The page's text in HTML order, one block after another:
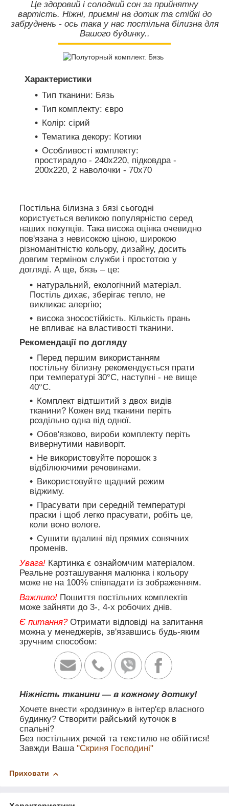
Це здоровий і солодкий сон за прийнятну
вартість. Ніжні, приємні на дотик та стійкі до
забруднень - ось така у нас постільна білизна для
Вашого будинку..
Характеристики
Тип тканини: Бязь
Тип комплекту: євро
Колір: сірий
Тематика декору: Котики
Особливості комплекту:
простирадло - 240х220, підковдра -
200х220, 2 наволочки - 70х70
Постільна білизна з бязі сьогодні
користується великою популярністю серед
наших покупців. Така висока оцінка очевидно
пов'язана з невисокою ціною, широкою
різноманітністю кольору, дизайну, досить
довгим терміном служби і простотою у
догляді. А ще, бязь – це:
натуральний, екологічний матеріал.
Постіль дихає, зберігає тепло, не
викликає алергію;
висока зносостійкість. Кількість прань
не впливає на властивості тканини.
Рекомендації по догляду
Перед першим використанням
постільну білизну рекомендується прати
при температурі 30°C, наступні - не вище
40°C.
Комплект відтшитий з двох видів
тканини? Кожен вид тканини періть
роздільно одна від одної.
Обов'язково, вироби комплекту періть
вивернутими навиворіт.
Не використовуйте порошок з
відбілюючими речовинами.
Використовуйте щадний режим
віджиму.
Прасувати при середній температурі
праски і щоб легко прасувати, робіть це,
коли воно вологе.
Сушити вдалині від прямих сонячних
променів.
Увага! Картинка є ознайомчим матеріалом.
Реальне розташування малюнка і кольору
може не на 100% співпадати із зображенням.
Важливо! Пошиття постільних комплектів
може зайняти до 3-, 4-х робочих днів.
Є питання? Отримати відповіді на запитання
можна у менеджерів, зв'язавшись будь-яким
зручним способом:
Ніжність тканини — в кожному дотику!
Хочете внести «родзинку» в інтер'єр власного
будинку? Створити райський куточок в
спальні?
Без постільних речей та текстилю не обійтися!
Завжди Ваша "Скриня Господині"
Приховати